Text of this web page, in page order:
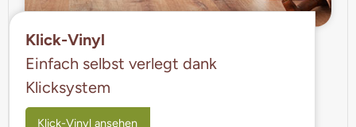
Klick-Vinyl
Einfach selbst verlegt dank
Klicksystem
Klick-Vinyl ansehen